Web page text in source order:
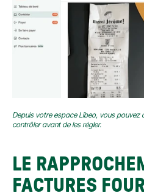
Depuis votre espace Libeo, vous pouvez
contrôler avant de les régler.
LE
FACTURES